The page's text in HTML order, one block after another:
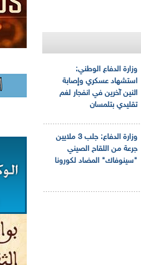
وزارة الدفاع الوطني:
استشهاد عسكري وإصابة
اثنين آخرين في انفجار لغم
تقليدي بتلمسان
وزارة الدفاع: جلب 3 ملايين
جرعة من اللقاح الصيني
"سينوفاك" المضاد لكورونا